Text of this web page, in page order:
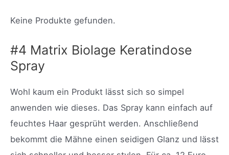
Keine Produkte gefunden.
#4 Matrix Biolage Keratindose
Spray
Wohl kaum ein Produkt lässt sich so simpel
anwenden wie dieses. Das Spray kann einfach auf
feuchtes Haar gesprüht werden. Anschließend
bekommt die Mähne einen seidigen Glanz und lässt